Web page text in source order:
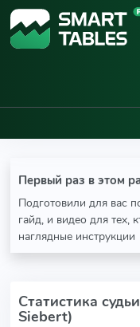
Первый раз в этом
Подготовили для вас
гайд, и видео для тех,
наглядные инструкции
Статистика
Siebert)